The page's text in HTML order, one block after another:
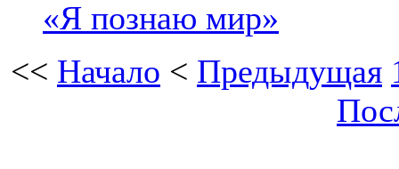
«Я познаю мир»
<< Начало < Предыдущая